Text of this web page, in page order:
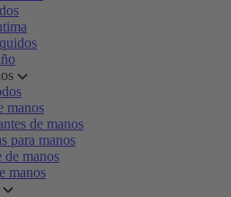
manos
de manos
para manos
de manos
manos